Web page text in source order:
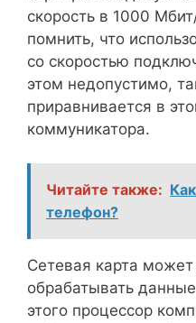
скорость в 1000
помнить, что
со скоростью
этом недопустимо,
приравнивается в
коммуникатора.
Читайте также:
телефон?
Сетевая карта
обрабатывать
этого процессор